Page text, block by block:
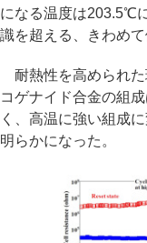
になる温度は203.5℃
識を超える、きわめて
耐熱性を高められた
コゲナイド合金の組
く、高温に強い組成
明らかになった。